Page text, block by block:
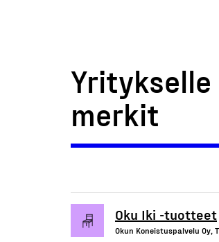
merkit
Oku Iki -tuotteet
Okun Koneistuspalvelu Oy,